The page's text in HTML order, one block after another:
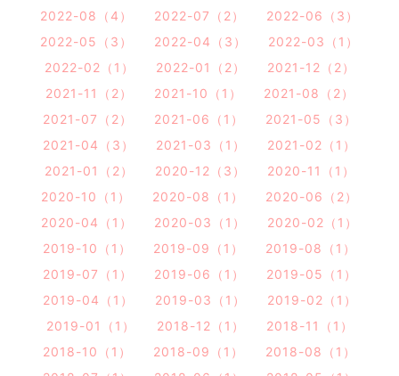
2022-08（4）
2022-07（2）
2022-06（3）
2022-05（3）
2022-04（3）
2022-03（1）
2022-02（1）
2022-01（2）
2021-12（2）
2021-11（2）
2021-10（1）
2021-08（2）
2021-07（2）
2021-06（1）
2021-05（3）
2021-04（3）
2021-03（1）
2021-02（1）
2021-01（2）
2020-12（3）
2020-11（1）
2020-10（1）
2020-08（1）
2020-06（2）
2020-04（1）
2020-03（1）
2020-02（1）
2019-10（1）
2019-09（1）
2019-08（1）
2019-07（1）
2019-06（1）
2019-05（1）
2019-04（1）
2019-03（1）
2019-02（1）
2019-01（1）
2018-12（1）
2018-11（1）
2018-10（1）
2018-09（1）
2018-08（1）